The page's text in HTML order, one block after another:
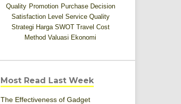
Quality Promotion Purchase Decision
Satisfaction Level Service Quality
Strategi Harga SWOT Travel Cost
Method Valuasi Ekonomi
Most Read Last Week
The Effectiveness of Gadget